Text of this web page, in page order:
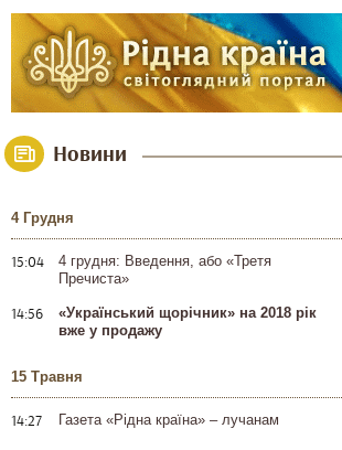
Новини
4 Грудня
15:04
4 грудня: Введення, або «Третя
Пречиста»
14:56
«Український щорічник» на 2018 рік
вже у продажу
15 Травня
14:27 Газета «Рідна країна» – лучанам